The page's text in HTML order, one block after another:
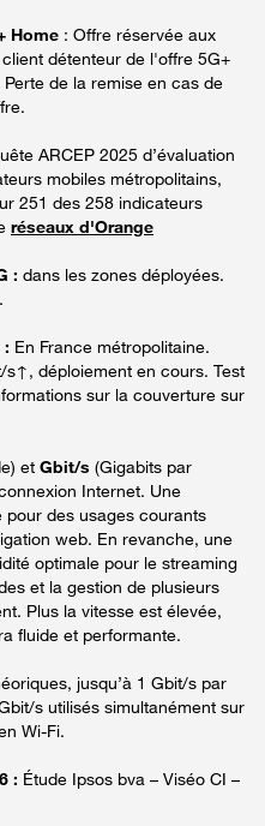
Home : Offre réservée aux
détenteur de l'offre 5G+
de la remise en cas de
ARCEP 2025 d’évaluation
mobiles métropolitains,
251 des 258 indicateurs
réseaux d'Orange
: dans les zones déployées.
: En France métropolitaine.
s↑, déploiement en cours. Test
sur la couverture sur
et Gbit/s (Gigabits par
Internet. Une
des usages courants
web. En revanche, une
optimale pour le streaming
et la gestion de plusieurs
Plus la vitesse est élevée,
fluide et performante.
jusqu’à 1 Gbit/s par
s utilisés simultanément sur
Wi-Fi.
: Étude Ipsos bva – Viséo CI –